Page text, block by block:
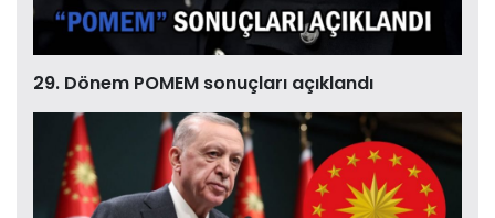
29. Dönem POMEM sonuçları açıklandı